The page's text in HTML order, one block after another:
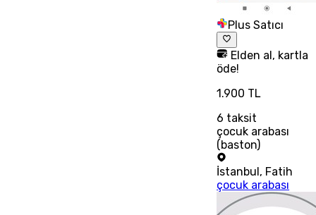
Plus Satıcı
Elden al, kartla
öde!
1.900 TL
6 taksit
çocuk arabası
(baston)
İstanbul, Fatih
çocuk arabası